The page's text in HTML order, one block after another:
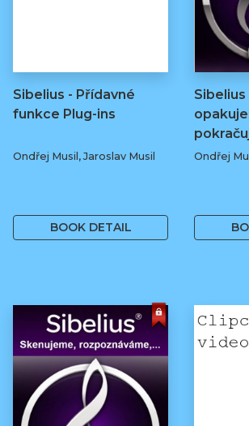
Sibelius - Přídavné
funkce Plug-ins
Ondřej Musil, Jaroslav Musil
BOOK DETAIL
Sibelius
Ondřej